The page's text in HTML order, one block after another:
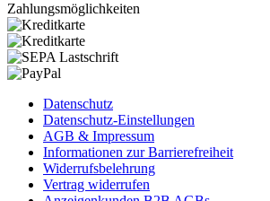
Zahlungsmöglichkeiten
Datenschutz
Datenschutz-Einstellungen
AGB & Impressum
Informationen zur Barrierefreiheit
Widerrufsbelehrung
Vertrag widerrufen